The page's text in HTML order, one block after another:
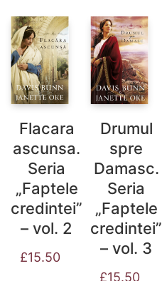
Flacara
ascunsa.
Seria
„Faptele
credintei”
– vol. 2
£15.50
Drumul
spre
Damasc.
Seria
„Faptele
credintei”
– vol. 3
£15.50